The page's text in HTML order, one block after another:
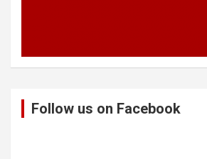
Follow us on Facebook